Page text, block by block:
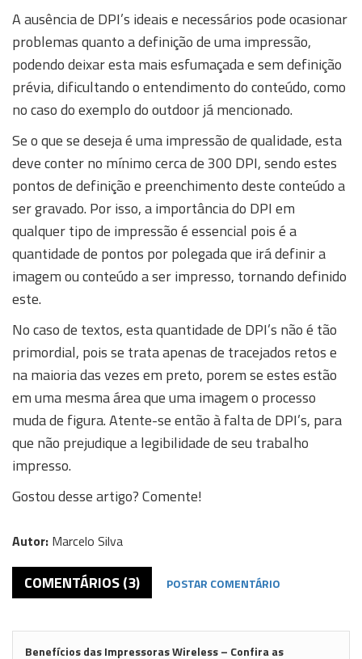
A ausência de DPI’s ideais e necessários pode ocasionar
problemas quanto a definição de uma impressão,
podendo deixar esta mais esfumaçada e sem definição
prévia, dificultando o entendimento do conteúdo, como
no caso do exemplo do outdoor já mencionado.
Se o que se deseja é uma impressão de qualidade, esta
deve conter no mínimo cerca de 300 DPI, sendo estes
pontos de definição e preenchimento deste conteúdo a
ser gravado. Por isso, a importância do DPI em
qualquer tipo de impressão é essencial pois é a
quantidade de pontos por polegada que irá definir a
imagem ou conteúdo a ser impresso, tornando definido
este.
No caso de textos, esta quantidade de DPI’s não é tão
primordial, pois se trata apenas de tracejados retos e
na maioria das vezes em preto, porem se estes estão
em uma mesma área que uma imagem o processo
muda de figura. Atente-se então à falta de DPI’s, para
que não prejudique a legibilidade de seu trabalho
impresso.
Gostou desse artigo? Comente!
Autor: Marcelo Silva
COMENTÁRIOS (3) POSTAR COMENTÁRIO
Benefícios das Impressoras Wireless – Confira as